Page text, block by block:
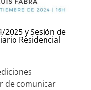
2025 y Sesión de
Residencial
de comunicar